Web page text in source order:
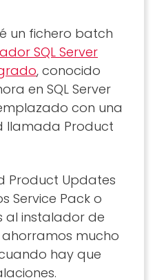
un fichero batch
SQL Server
, conocido
en SQL Server
con una
llamada Product
Product Updates
Service Pack o
al instalador de
ahorramos mucho
hay que